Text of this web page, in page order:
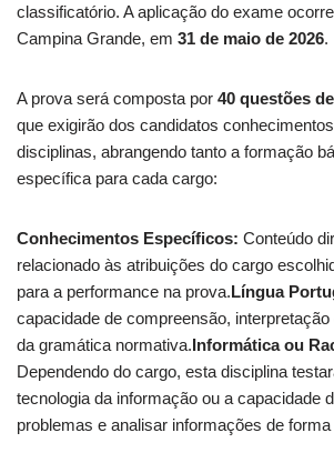
classificatório. A aplicação do exame
Campina Grande, em 31 de maio de 2026.
A prova será composta por 40 questões
que exigirão dos candidatos
disciplinas, abrangendo tanto a formação
específica para cada cargo:
Conhecimentos Específicos: Conteúdo
relacionado às atribuições do cargo
para a performance na prova.Língua
capacidade de compreensão,
da gramática normativa.Informática ou
Dependendo do cargo, esta disciplina
tecnologia da informação ou a capacidade
problemas e analisar informações de forma